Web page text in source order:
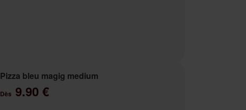
Pizza bleu magig medium
Dès 9.90 €